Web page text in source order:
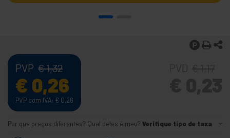
PVP €1,32
€ 0,26
PVP com IVA: € 0,26
Por que preços diferentes? Qual deles é meu? Verifique tipo de taxa